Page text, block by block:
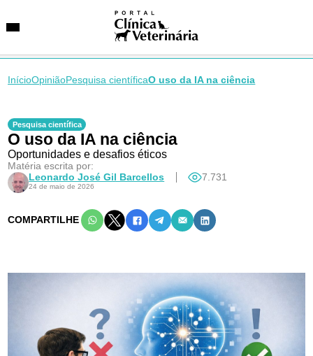
Entidades
VetAgenda
InícioOpiniãoPesquisa científicaO uso da IA na ciência
Pesquisa científica
O uso da IA na ciência
Oportunidades e desafios éticos
Matéria escrita por:
Leonardo José Gil Barcellos
24 de maio de 2026
7.731
COMPARTILHE